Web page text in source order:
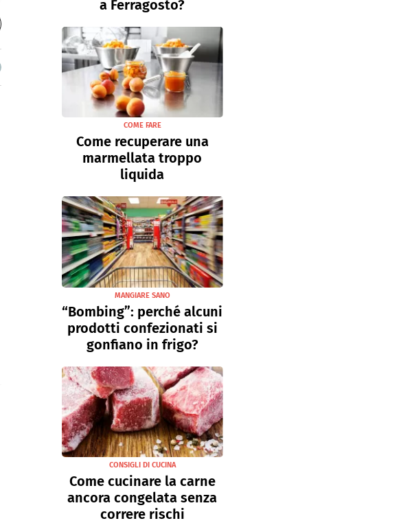
a Ferragosto?
COME FARE
Come recuperare una
marmellata troppo
liquida
MANGIARE SANO
“Bombing”: perché alcuni
prodotti confezionati si
gonfiano in frigo?
CONSIGLI DI CUCINA
Come cucinare la carne
ancora congelata senza
correre rischi